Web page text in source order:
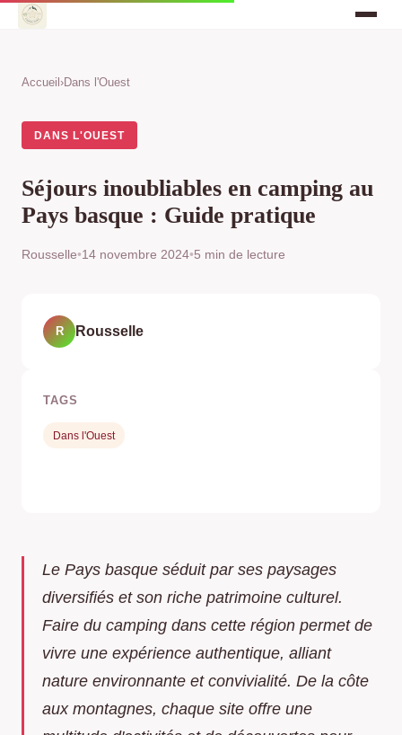
Accueil ›Dans l'Ouest
DANS L'OUEST
Séjours inoubliables en camping au
Pays basque : Guide pratique
Rousselle•14 novembre 2024•5 min de lecture
Le Pays basque séduit par ses paysages
diversifiés et son riche patrimoine culturel.
Faire du camping dans cette région permet de
vivre une expérience authentique, alliant
nature environnante et convivialité. De la côte
aux montagnes, chaque site offre une
R Rousselle
TAGS
Dans l'Ouest